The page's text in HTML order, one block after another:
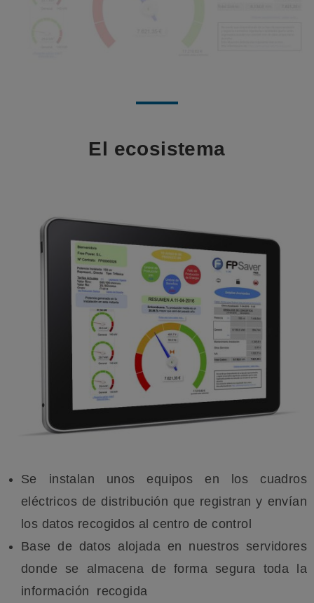
El ecosistema
Se instalan unos equipos en los cuadros
eléctricos de distribución que registran y envían
los datos recogidos al centro de control
Base de datos alojada en nuestros servidores
donde se almacena de forma segura toda la
información recogida